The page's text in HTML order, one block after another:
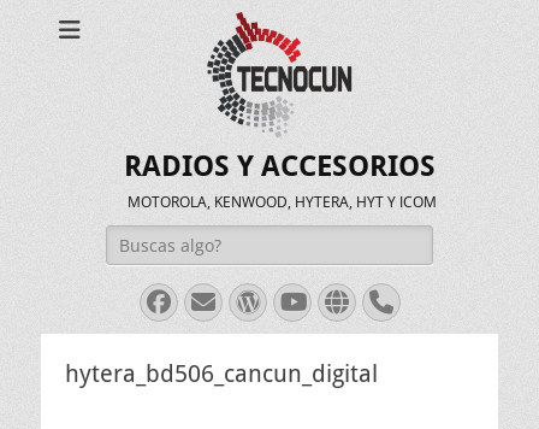
RADIOS Y ACCESORIOS
MOTOROLA, KENWOOD, HYTERA, HYT Y ICOM
Buscar:
Facebook
Correo
electrónico
WordPress
Youtube
WebTeléfono
hytera_bd506_cancun_digital